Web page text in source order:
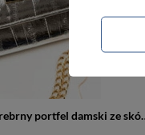
Mały elegancki